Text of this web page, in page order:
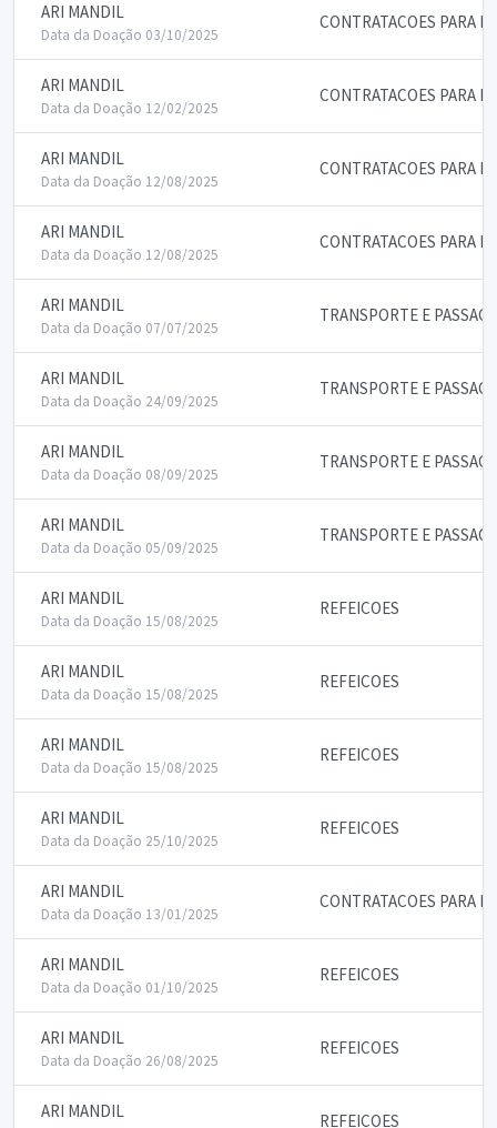
ARI MANDIL
Data da Doação 03/10/2025
CONTRATACOES PARA
ARI MANDIL
Data da Doação 12/02/2025
CONTRATACOES PARA
ARI MANDIL
Data da Doação 12/08/2025
CONTRATACOES PARA
ARI MANDIL
Data da Doação 12/08/2025
CONTRATACOES PARA
ARI MANDIL
Data da Doação 07/07/2025
TRANSPORTE E
ARI MANDIL
Data da Doação 24/09/2025
TRANSPORTE E
ARI MANDIL
Data da Doação 08/09/2025
TRANSPORTE E
ARI MANDIL
Data da Doação 05/09/2025
TRANSPORTE E
ARI MANDIL
Data da Doação 15/08/2025
REFEICOES
ARI MANDIL
Data da Doação 15/08/2025
REFEICOES
ARI MANDIL
Data da Doação 15/08/2025
REFEICOES
ARI MANDIL
Data da Doação 25/10/2025
REFEICOES
ARI MANDIL
Data da Doação 13/01/2025
CONTRATACOES PARA
ARI MANDIL
Data da Doação 01/10/2025
REFEICOES
ARI MANDIL
Data da Doação 26/08/2025
REFEICOES
ARI MANDIL REFEICOES